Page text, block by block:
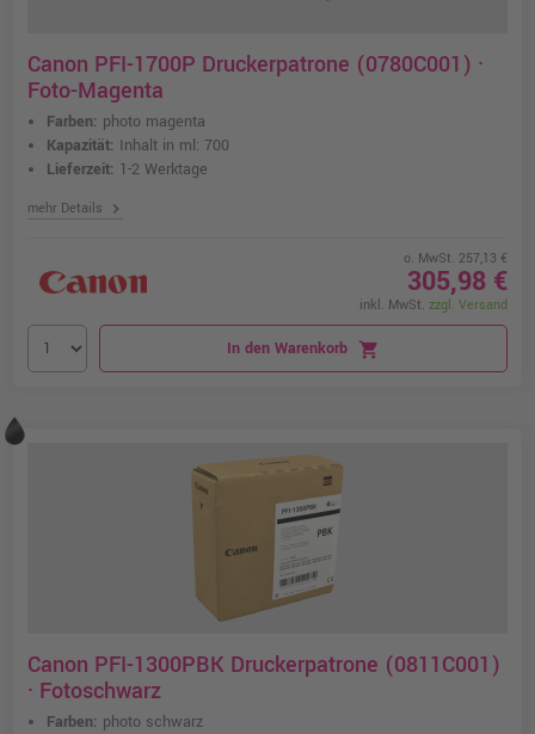
Canon PFI-1700P Druckerpatrone (0780C001) ·
Foto-Magenta
Farben: photo magenta
Kapazität: Inhalt in ml: 700
Lieferzeit: 1-2 Werktage
mehr Details chevron_right
o. MwSt. 257,13 €
305,98 €
inkl. MwSt. zzgl. Versand
In den Warenkorb shopping_cart
Canon PFI-1300PBK Druckerpatrone (0811C001)
· Fotoschwarz
Farben: photo schwarz